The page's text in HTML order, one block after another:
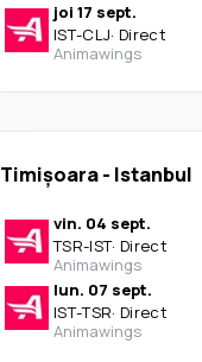
joi 17 sept.
IST-CLJ· Direct
Animawings
Timișoara- Istanbul
vin. 04 sept.
TSR-IST· Direct
Animawings
lun. 07 sept.
IST-TSR· Direct
Animawings